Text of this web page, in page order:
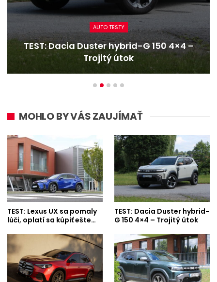
AUTO TESTY
TEST: Dacia Duster hybrid-G 150 4×4 –
Trojitý útok
MOHLO BY VÁS ZAUJÍMAŤ
TEST: Lexus UX sa pomaly
lúči, oplatí sa kúpiť ešte…
TEST: Dacia Duster hybrid-
G 150 4×4 – Trojitý útok